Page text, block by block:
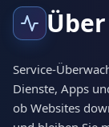
Service-
Dienste, Apps
ob Websites